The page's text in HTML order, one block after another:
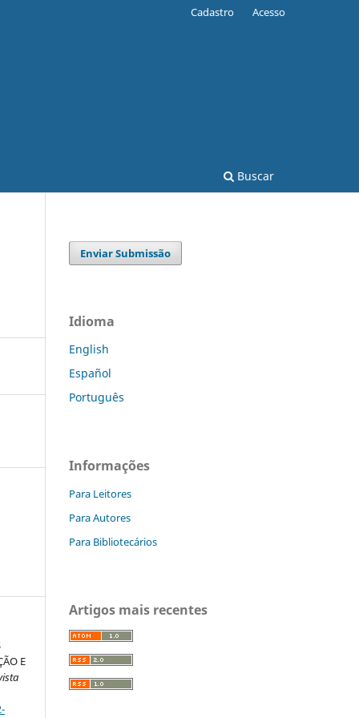
Buscar
Cadastro Acesso
E
Enviar Submissão
Idioma
English
Español
Português
Informações
Para Leitores
Para Autores
Para Bibliotecários
Artigos mais recentes